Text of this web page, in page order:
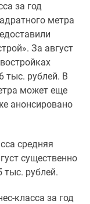
за год
метра
За август
тыс. рублей. В
может еще
анонсировано
средняя
существенно
тыс. рублей.
класса за год